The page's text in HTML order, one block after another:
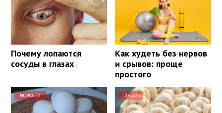
Почему лопаются
сосуды в глазах
Как худеть без нервов
и срывов: проще
простого
НОВОСТИ ЛЕДИ